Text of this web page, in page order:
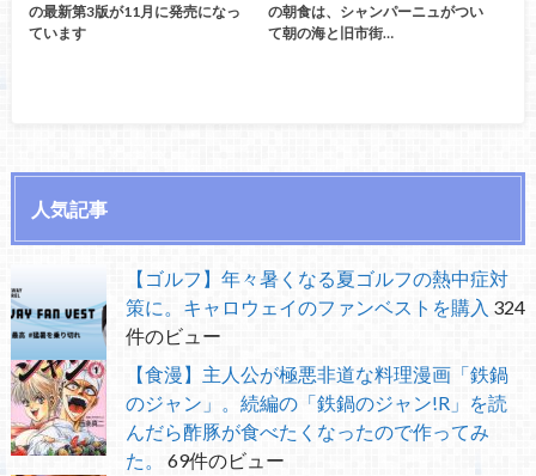
の最新第3版が11月に発売になっ
ています
の朝食は、シャンパーニュがつい
て朝の海と旧市街…
人気記事
【ゴルフ】年々暑くなる夏ゴルフの熱中症対
策に。キャロウェイのファンベストを購入 324
件のビュー
【食漫】主人公が極悪非道な料理漫画「鉄鍋
のジャン」。続編の「鉄鍋のジャン!R」を読
んだら酢豚が食べたくなったので作ってみ
た。
69件のビュー